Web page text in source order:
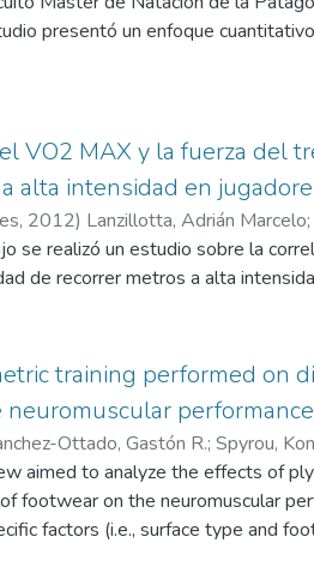
en los adolescentes en
los judocas mostraron un
resultados sugieren que la
presentó un enfoque
y nadadoras mayores de 18
entrevista semiestructurada
del concepto de
deportivo. Entre las
el descanso y el manejo de las
de los nadadores, los motivos de
analizaron las percepciones de
y la salud deportiva.
VO2 MAX y la fuerza del
alta intensidad en
, 2012) Lanzillotta, Adrián Marcelo;
se realizó un estudio sobre la
de recorrer metros a alta
training performed on
Ottado, Gastón R.; Spyrou,
Irineu;Freitas, Tomás T.
aimed to analyze the effects of
footwear on the neuromuscular
factors (i.e., surface type and
reporting items for systematic